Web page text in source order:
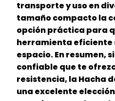
transporte y uso en
tamaño compacto la
opción práctica para
herramienta eficiente
espacio. En resumen,
confiable que te
resistencia, la Hacha
una excelente